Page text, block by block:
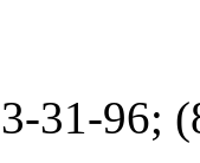
31-96;